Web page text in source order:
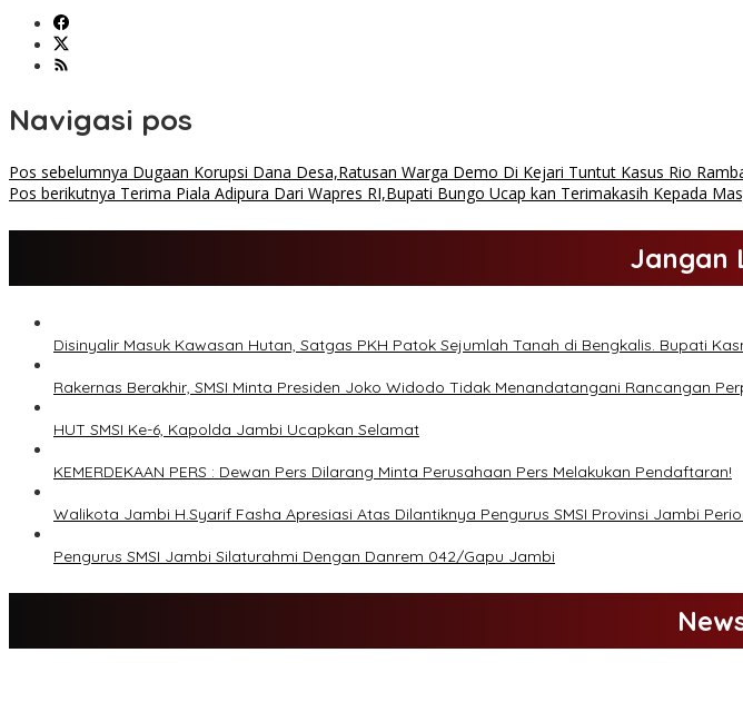
Navigasi pos
Pos sebelumnya Dugaan Korupsi Dana Desa,Ratusan Warga Demo Di Kejari Tuntut Kasus Rio
Pos berikutnya Terima Piala Adipura Dari Wapres RI,Bupati Bungo Ucap kan Terimakasih Kepada
Jangan
Disinyalir Masuk Kawasan Hutan, Satgas PKH Patok Sejumlah Tanah di Bengkalis. Bupati
Rakernas Berakhir, SMSI Minta Presiden Joko Widodo Tidak Menandatangani Rancangan
HUT SMSI Ke-6, Kapolda Jambi Ucapkan Selamat
KEMERDEKAAN PERS : Dewan Pers Dilarang Minta Perusahaan Pers Melakukan Pendaftaran!
Walikota Jambi H.Syarif Fasha Apresiasi Atas Dilantiknya Pengurus SMSI Provinsi Jambi
Pengurus SMSI Jambi Silaturahmi Dengan Danrem 042/Gapu Jambi